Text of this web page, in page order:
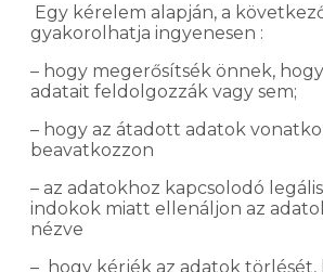
Egy kérelem alapján, a
gyakorolhatja ingyenesen :
– hogy megerősítsék önnek,
adatait feldolgozzák vagy sem;
– hogy az átadott adatok
beavatkozzon
– az adatokhoz kapcsolodó
indokok miatt ellenáljon az
nézve
– hogy kérjék az adatok törlését,